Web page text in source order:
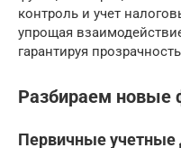
контроль и учет
упрощая
гарантируя
Разбираем новые
Первичные